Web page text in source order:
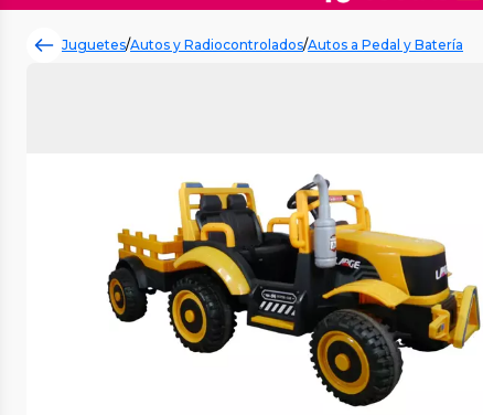
Juguetes/Autos y Radiocontrolados/Autos a Pedal y Batería